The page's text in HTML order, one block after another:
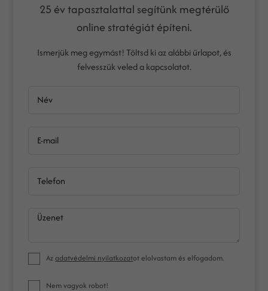
25 év tapasztalattal segítünk megtérülő
online stratégiát építeni.
Ismerjük meg egymást! Töltsd ki az alábbi űrlapot, és
felvesszük veled a kapcsolatot.
Név
E-mail
Telefon
Üzenet
Azadatvédelmi nyilatkozatot elolvastam és elfogadom.
Nem vagyok robot!